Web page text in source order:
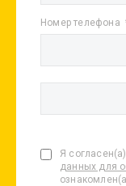
Номер телефона
Я
данных для